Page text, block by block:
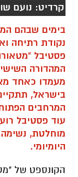
קרדיט: נועם
בימים שבהם
נקודת רתיחה
פסטיבל
המהדורה
מעמדו כאחד
המרחבים
עוד פסטיבל
מוחלטת,
היומיומי.
הקונספט של